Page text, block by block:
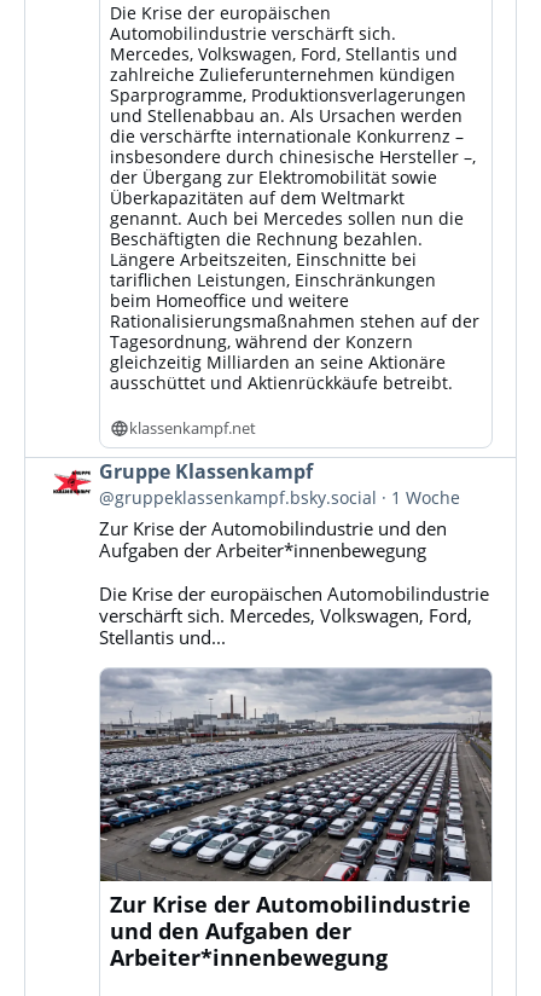
Die Krise der europäischen
Automobilindustrie verschärft sich.
Mercedes, Volkswagen, Ford, Stellantis und
zahlreiche Zulieferunternehmen kündigen
Sparprogramme, Produktionsverlagerungen
und Stellenabbau an. Als Ursachen werden
die verschärfte internationale Konkurrenz –
insbesondere durch chinesische Hersteller –,
der Übergang zur Elektromobilität sowie
Überkapazitäten auf dem Weltmarkt
genannt. Auch bei Mercedes sollen nun die
Beschäftigten die Rechnung bezahlen.
Längere Arbeitszeiten, Einschnitte bei
tariflichen Leistungen, Einschränkungen
beim Homeoffice und weitere
Rationalisierungsmaßnahmen stehen auf der
Tagesordnung, während der Konzern
gleichzeitig Milliarden an seine Aktionäre
ausschüttet und Aktienrückkäufe betreibt.
klassenkampf.net
Beitrag
von
Gruppe
Klassenkampf
Bluesky
ansehen
Gruppe Klassenkampf
@gruppeklassenkampf.bsky.social 1 Woche
Zur Krise der Automobilindustrie und den
Aufgaben der Arbeiter*innenbewegung
Die Krise der europäischen Automobilindustrie
verschärft sich. Mercedes, Volkswagen, Ford,
Stellantis und...
Zur Krise der Automobilindustrie
und den Aufgaben der
Arbeiter*innenbewegung